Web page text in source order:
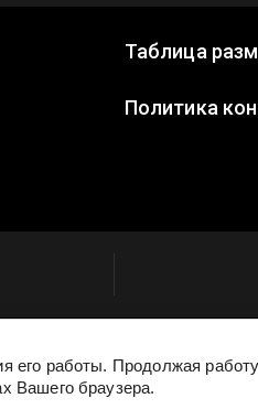
Таблица
Политика
его работы. Продолжая
Вашего браузера.